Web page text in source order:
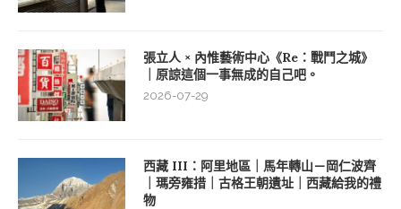
張立人 × 內惟藝術中心《Re：戰鬥之城》
｜原諒這個一事無成的自己吧。
2026-07-29
西藏 III：阿里地區｜馬年轉山－岡仁波齊
｜瑪旁雍措｜古格王朝遺址｜西藏給我的禮
物